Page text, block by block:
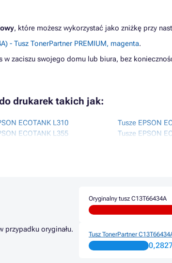
, które możesz wykorzystać jako zniżkę przy
- Tusz TonerPartner PREMIUM, magenta.
w zaciszu swojego domu lub biura, bez
drukarek takich jak:
ECOTANK L310
ECOTANK L355
Tusze EPSON
Tusze EPSON
przypadku oryginału.
Oryginalny tusz C13T66434A
Tusz TonerPartner